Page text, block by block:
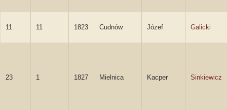
11 11 1823 Cudnów Józef Galicki
23 1 1827 Mielnica Kacper Sinkiewicz